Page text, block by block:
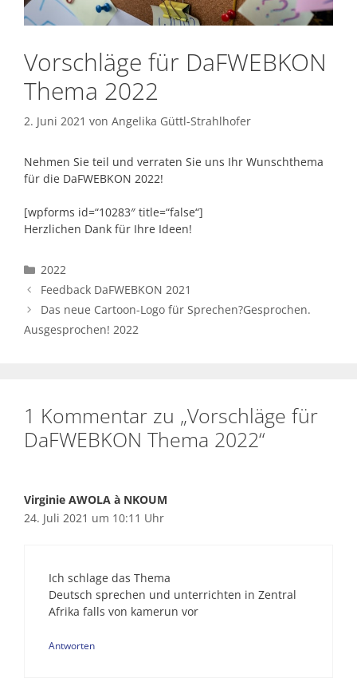
Vorschläge für DaFWEBKON
Thema 2022
2. Juni 2021 von Angelika Güttl-Strahlhofer
Nehmen Sie teil und verraten Sie uns Ihr Wunschthema
für die DaFWEBKON 2022!
[wpforms id=“10283″ title=“false“]
Herzlichen Dank für Ihre Ideen!
Kategorien
2022
Feedback DaFWEBKON 2021
Das neue Cartoon-Logo für Sprechen?Gesprochen.
Ausgesprochen! 2022
1 Kommentar zu „Vorschläge für
DaFWEBKON Thema 2022“
Virginie AWOLA à NKOUM
24. Juli 2021 um 10:11 Uhr
Ich schlage das Thema
Deutsch sprechen und unterrichten in Zentral
Afrika falls von kamerun vor
Antworten